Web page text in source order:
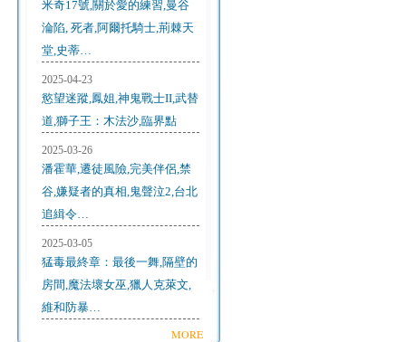
米奇17號,關於愛的練習,曼谷
淪陷, 死者,阿爾托騎士,荊棘天
堂,史蒂…
2025-04-23
慾望迷蹤,鳳姐,神鬼戰士II,武替
道,獅子王：木法沙,臨界點
2025-03-26
潘霍華,遷徒風險,完美伴侶,禁
谷,嫌疑者的真相,鬼聲泣2,台北
追緝令…
2025-03-05
猛毒最終章：最後一舞,隔壁的
房間,魔法壞女巫,獵人克萊文,
維和防暴…
MORE